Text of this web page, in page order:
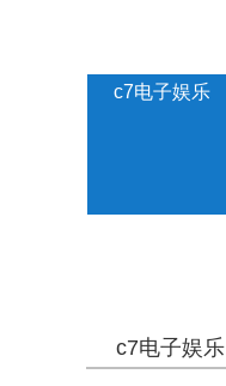
c7电子娱乐
c7电子娱乐